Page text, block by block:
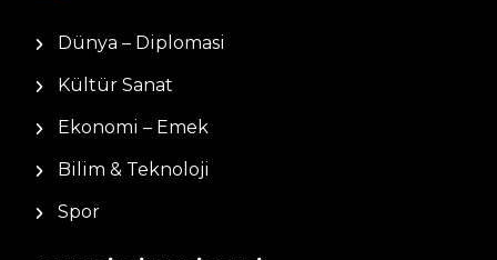
Dünya – Diplomasi
Kültür Sanat
Ekonomi – Emek
Bilim & Teknoloji
Spor